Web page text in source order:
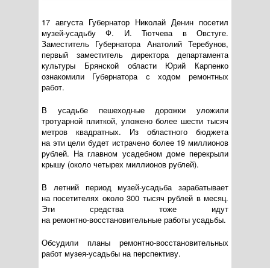
17 августа Губернатор Николай Денин посетил
музей-усадьбу
Ф. И. Тютчевав Овстуге.
Заместитель Губернатора Анатолий Теребунов,
первый заместитель директора департамента
культуры Брянской области Юрий Карпенко
ознакомили Губернатора с ходом ремонтных
работ.
В усадьбе пешеходные дорожки уложили
тротуарной плиткой, уложено более шести тысяч
метров квадратных. Из областного бюджета
на эти цели будет истрачено более 19 миллионов
рублей. На главном усадебном доме перекрыли
крышу (около четырех миллионов рублей).
В летний периодмузей-усадьбазарабатывает
на посетителях около 300 тысяч рублей в месяц.
Эти средства тоже идут
наремонтно-восстановительные работы усадьбы.
Обсудили планы ремонтно-восстановительных
работ музея-усадьбы на перспективу.